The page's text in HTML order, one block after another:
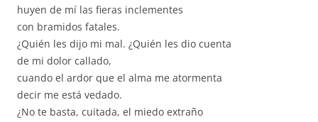
huyen de mí las fieras inclementes
con bramidos fatales.
¿Quién les dijo mi mal. ¿Quién les dio cuenta
de mi dolor callado,
cuando el ardor que el alma me atormenta
decir me está vedado.
¿No te basta, cuitada, el miedo extraño